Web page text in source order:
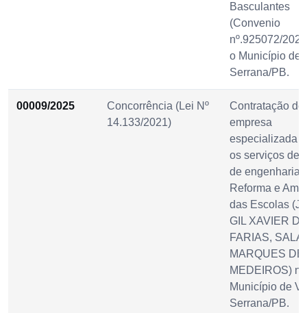
Basculantes
(Convenio
nº.925072/
o Município de
Serrana/PB.
00009/2025
Concorrência (Lei Nº
14.133/2021)
Contratação de
empresa
especializada
os serviços de
de engenharia
Reforma e
das Escolas
GIL XAVIER DE
FARIAS,
MARQUES DE
MEDEIROS) no
Município de
Serrana/PB.